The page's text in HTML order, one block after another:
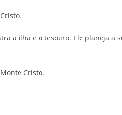
a ilha e o tesouro. Ele planeja a
Cristo.